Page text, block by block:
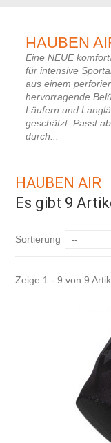
HAUBEN
Eine NEUE
für intensive
aus einem
hervorragende
Läufern und
geschätzt. Passt
durch...
HAUBEN AIR
Es gibt 9
Sortierung
Zeige 1 - 9 von 9